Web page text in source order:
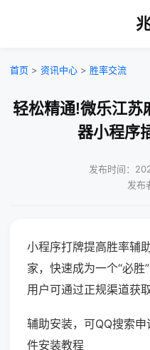
首页 > 资讯中心 > 胜率交流
轻松精通!微乐江苏
器小程序
发布时间：
发布
小程序打牌提高胜率辅
家，快速成为一个“必
用户可通过正规渠道获取
辅助安装，可QQ搜索
件安装教程